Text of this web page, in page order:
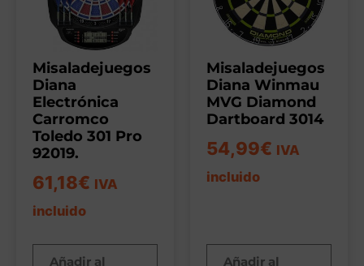
Misaladejuegos
Diana
Electrónica
Carromco
Toledo 301 Pro
92019.
61,18€ IVA
incluido
Añadir al
Misaladejuegos
Diana Winmau
MVG Diamond
Dartboard 3014
54,99€ IVA
incluido
Añadir al